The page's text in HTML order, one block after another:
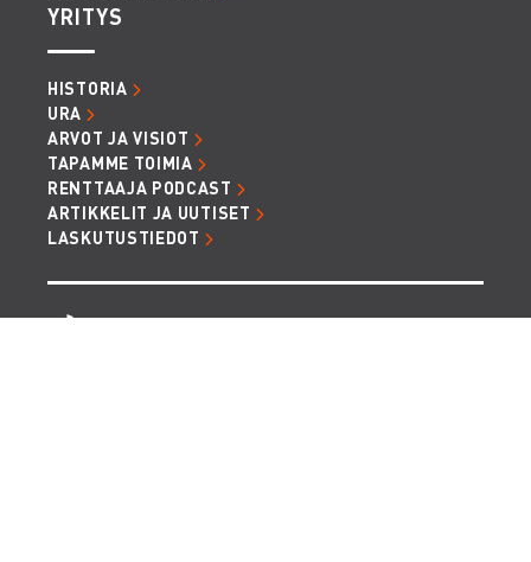
YRITYS
HISTORIA
URA
ARVOT JA VISIOT
TAPAMME TOIMIA
RENTTAAJA PODCAST
ARTIKKELIT JA UUTISET
LASKUTUSTIEDOT